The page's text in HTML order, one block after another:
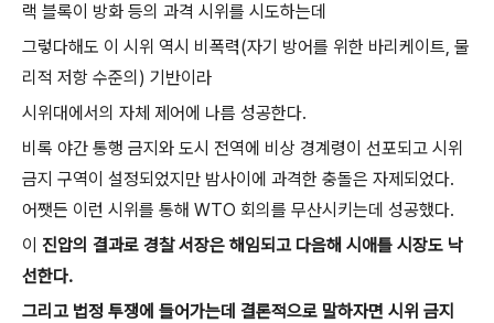
랙 블록이 방화 등의 과격 시위를 시도하는데
그렇다해도 이 시위 역시 비폭력(자기 방어를 위한 바리케이트, 물
리적 저항 수준의) 기반이라
시위대에서의 자체 제어에 나름 성공한다.
비록 야간 통행 금지와 도시 전역에 비상 경계령이 선포되고 시위
금지 구역이 설정되었지만 밤사이에 과격한 충돌은 자제되었다.
어쨋든 이런 시위를 통해 WTO 회의를 무산시키는데 성공했다.
이 진압의 결과로 경찰 서장은 해임되고 다음해 시애틀 시장도 낙
선한다.
그리고 법정 투쟁에 들어가는데 결론적으로 말하자면 시위 금지